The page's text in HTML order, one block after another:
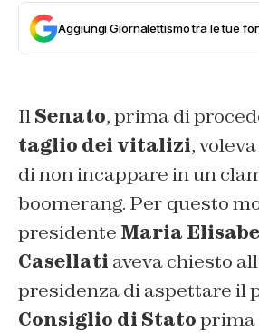
Aggiungi Giornalettismo tra le tue
IlSenato, prima di
taglio dei vitalizi,
di non incappare in un
boomerang. Per questo
presidente Maria
Casellati aveva chiesto
presidenza di aspettare il
Consiglio di Statoprima